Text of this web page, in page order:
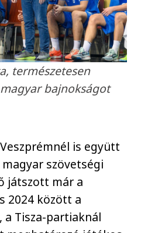
természetesen
bajnokságot
is együtt
szövetségi
játszott már a
2024 között a
Tisza-partiaknál